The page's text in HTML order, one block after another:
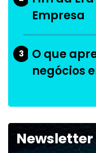
Empresa
3
O que
negócios
Newsletter